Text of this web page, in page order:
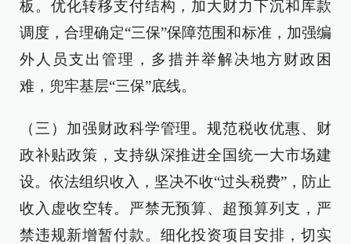
板。优化转移支付结构，加大财力下沉和库款
调度，合理确定“三保”保障范围和标准，加强编
外人员支出管理，多措并举解决地方财政困
难，兜牢基层“三保”底线。
（三）加强财政科学管理。规范税收优惠、财
政补贴政策，支持纵深推进全国统一大市场建
设。依法组织收入，坚决不收“过头税费”，防止
收入虚收空转。严禁无预算、超预算列支，严
禁违规新增暂付款。细化投资项目安排，切实